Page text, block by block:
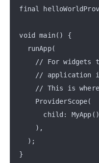
final
void main() {
  runApp(
// For widgets
// application
// This is
    ProviderScope(
child:
    ),
  );
}